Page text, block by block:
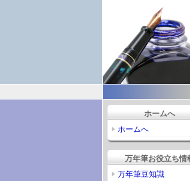
ホームへ
ホームへ
万年筆お役立ち情
万年筆豆知識